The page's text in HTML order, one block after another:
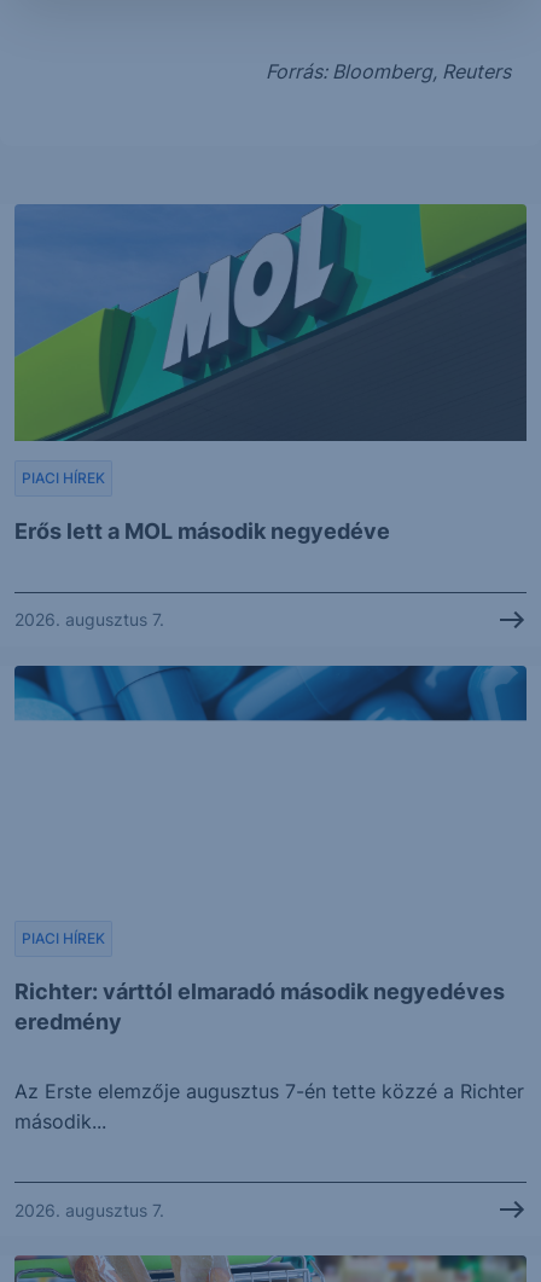
Forrás: Bloomberg, Reuters
Erős lett a MOL második negyedéve
PIACI HÍREK
2026. augusztus 7.
Richter: várttól elmaradó második negyedéves
eredmény
PIACI HÍREK
Az Erste elemzője augusztus 7-én tette közzé a Richter
második...
2026. augusztus 7.